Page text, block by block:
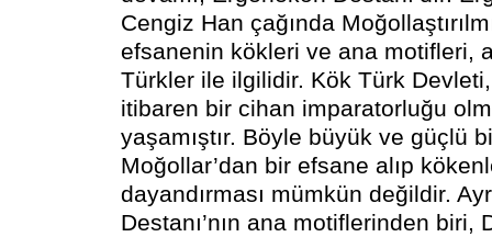
Cengiz Han çağında
efsanenin kökleri ve ana motifleri,
Türkler ile ilgilidir. Kök Türk
itibaren bir cihan imparatorluğu
yaşamıştır. Böyle büyük ve güçlü
Moğollar’dan bir efsane alıp
dayandırması mümkün değildir.
Destanı’nın ana motiflerinden biri,